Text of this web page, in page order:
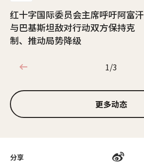
分享
红十字国际委员会主席呼吁阿富汗
与巴基斯坦敌对行动双方保持克
制、推动局势降级
1/3
1/3
更多动态